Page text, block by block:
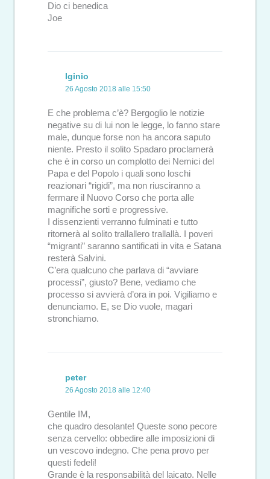
Dio ci benedica
Joe
Iginio
26 Agosto 2018 alle 15:50
E che problema c’è? Bergoglio le notizie
negative su di lui non le legge, lo fanno stare
male, dunque forse non ha ancora saputo
niente. Presto il solito Spadaro proclamerà
che è in corso un complotto dei Nemici del
Papa e del Popolo i quali sono loschi
reazionari “rigidi”, ma non riusciranno a
fermare il Nuovo Corso che porta alle
magnifiche sorti e progressive.
I dissenzienti verranno fulminati e tutto
ritornerà al solito trallallero trallallà. I poveri
“migranti” saranno santificati in vita e Satana
resterà Salvini.
C’era qualcuno che parlava di “avviare
processi”, giusto? Bene, vediamo che
processo si avvierà d’ora in poi. Vigiliamo e
denunciamo. E, se Dio vuole, magari
stronchiamo.
peter
26 Agosto 2018 alle 12:40
Gentile IM,
che quadro desolante! Queste sono pecore
senza cervello: obbedire alle imposizioni di
un vescovo indegno. Che pena provo per
questi fedeli!
Grande è la responsabilità del laicato. Nelle